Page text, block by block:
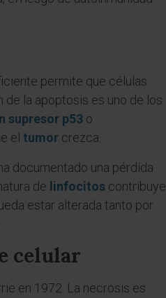
permite que células
de la apoptosis es uno de los
supresor p53 o
el tumor crezca.
documentado una pérdida
de linfocitos contribuye
estar alterada tanto por
celular
en 1972. La necrosis es